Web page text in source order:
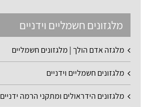
מלגזונים חשמליים וידניים
מלגזה אדם הולך | מלגזונים חשמליים
מלגזונים חשמליים וידניים
מלגזונים הידראולים ומתקני הרמה ידניים